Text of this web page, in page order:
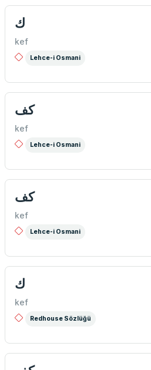
ك
kef
Lehce-i Osmani
كف
kef
Lehce-i Osmani
كف
kef
Lehce-i Osmani
ك
kef
Redhouse Sözlüğü